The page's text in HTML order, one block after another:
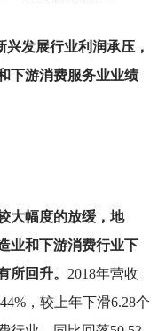
发展行业利润承压，
下游消费服务业业绩
大幅度的放缓，地
业和下游消费行业下
所回升。 2018年营收
，较上年下滑6.28个